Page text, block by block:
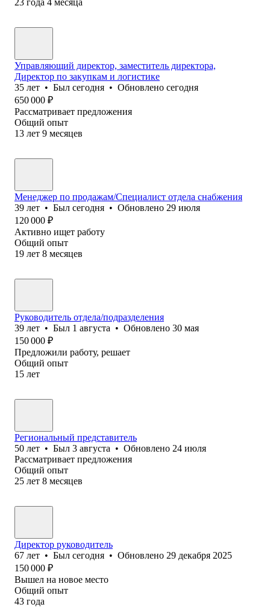
Управляющий директор, заместитель директора,
Директор по закупкам и логистике
35 лет • Был сегодня • Обновлено сегодня
650 000 ₽
Рассматривает предложения
Общий опыт
13 лет 9 месяцев
Mенеджер по продажам/Специалист отдела снабжения
39 лет • Был сегодня • Обновлено 29 июля
120 000 ₽
Активно ищет работу
Общий опыт
19 лет 8 месяцев
Руководитель отдела/подразделения
39 лет • Был 1 августа • Обновлено 30 мая
150 000 ₽
Предложили работу, решает
Общий опыт
15 лет
Региональный представитель
50 лет • Был 3 августа • Обновлено 24 июля
Рассматривает предложения
Общий опыт
25 лет 8 месяцев
Директор руководитель
67 лет • Был сегодня • Обновлено 29 декабря 2025
150 000 ₽
Вышел на новое место
Общий опыт
43 года